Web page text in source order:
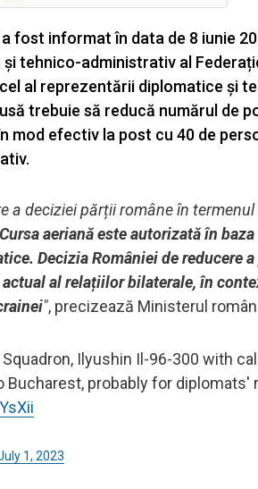
fost informat în data de 8 iunie
tehnico-administrativ al
al reprezentării diplomatice și
trebuie să reducă numărul de
efectiv la post cu 40 de
a deciziei părții române în
Cursa aeriană este autorizată în
Decizia României de reducere
al relațiilor bilaterale, în
", precizează Ministerul
Ilyushin Il-96-300 with
probably for diplomats'
1, 2023